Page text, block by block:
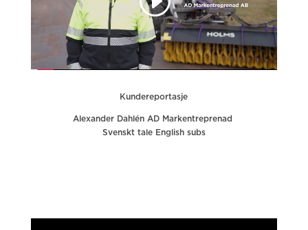
Kundereportasje
Alexander Dahlén AD Markentreprenad
Svenskt tale English subs